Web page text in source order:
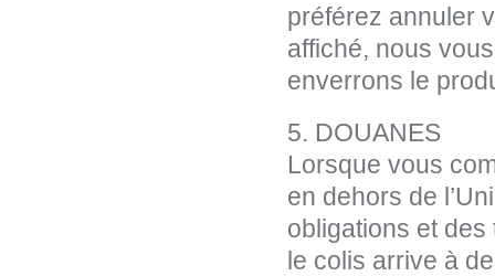
préférez annuler
affiché, nous
enverrons le
5. DOUANES
Lorsque vous
en dehors de
obligations et des
le colis arrive à